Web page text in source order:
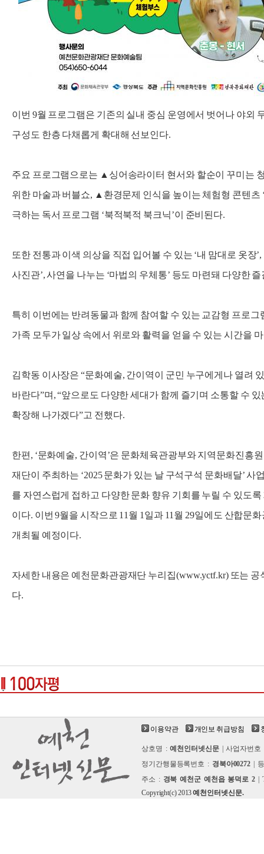
이번 9월 프로그램은 기존의 실내 중심 운영에서 벗어나 야외
구성도 한층 다채롭게 확대해 선보인다.
주요 프로그램으로는 ▲싱어송라이터 현서와 할순이 꾸미는
위한 마술과 버블쇼, ▲환경문제 인식을 높이는 체험형 콘텐츠
극하는 독서 프로그램 ‘북적북적 북크닉’이 준비된다.
또한 전통과 이색 의상을 직접 입어볼 수 있는 ‘내 맘대로 옷장
사진관’, 사연을 나누는 ‘마법의 우체통’ 등도 마련돼 다양한
특히 이번에는 반려동물과 함께 참여할 수 있는 교감형 프로
가족 모두가 일상 속에서 위로와 활력을 얻을 수 있는 시간을
김학동 이사장은 “문화예술, 간이역이 군민 누구에게나 열려
바란다”며, “앞으로도 다양한 세대가 함께 즐기며 소통할 수
확장해 나가겠다”고 전했다.
한편, ‘문화예술, 간이역’은 문화체육관광부와 지역문화진흥
재단이 주최하는 ‘2025 문화가 있는 날 구석구석 문화배달’ 사
를 자연스럽게 접하고 다양한 문화 향유 기회를 누릴 수 있도
이다. 이번 9월을 시작으로 11월 1일과 11월 29일에도 산합문
개최될 예정이다.
자세한 내용은 예천문화관광재단 누리집(www.yctf.kr) 또는
다.
이용약관 개인보 취급방침
상호명 :예천인터넷신문| 사업자번
정기간행물등록번호 : 경북아00272 |
주소 : 경북 예천군 예천읍 봉덕로 2|
Copyright(c) 2013예천인터넷신문.